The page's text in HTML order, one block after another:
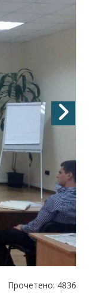
Прочетено: 4836